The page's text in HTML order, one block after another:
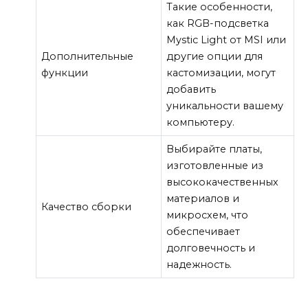
Дополнительные
функции
Такие особенности,
как RGB-подсветка
Mystic Light от MSI или
другие опции для
кастомизации, могут
добавить
уникальности вашему
компьютеру.
Качество сборки
Выбирайте платы,
изготовленные из
высококачественных
материалов и
микросхем, что
обеспечивает
долговечность и
надежность.